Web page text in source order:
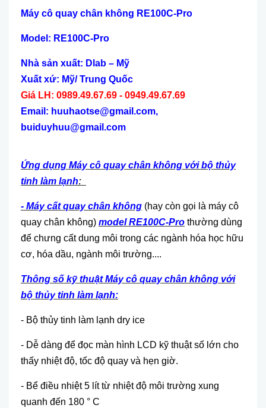
Máy cô quay chân không RE100C-Pro
Model: RE100C-Pro
Nhà sản xuất: Dlab – Mỹ
Xuất xứ: Mỹ/ Trung Quốc
Giá LH: 0989.49.67.69 - 0949.49.67.69
Email: huuhaotse@gmail.com,
buiduyhuu@gmail.com
Ứng dụng Máy cô quay chân không với bộ thủy
tinh làm lạnh:
- Máy cất quay chân không (hay còn gọi là máy cô
quay chân không) model RE100C-Pro thường dùng
để chưng cất dung môi trong các ngành hóa học hữu
cơ, hóa dầu, ngành môi trường....
Thông số kỹ thuậtMáy cô quay chân không với
bộ thủy tinh làm lạnh:
- Bộ thủy tinh làm lạnh dry ice
- Dễ dàng để đọc màn hình LCD kỹ thuật số lớn cho
thấy nhiệt độ, tốc độ quay và hẹn giờ.
- Bể điều nhiệt 5 lít từ nhiệt độ môi trường xung
quanh đến 180 ° C